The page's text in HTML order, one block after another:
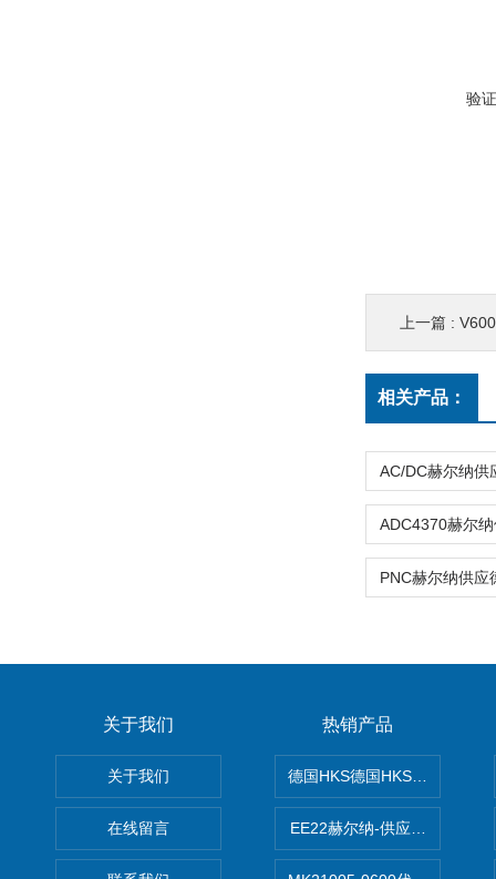
验
上一篇 :
相关产品：
关于我们
关于我们
在线留言
热销产品
德国HKS德国HKS液压旋转摆
EE22赫尔纳-供应